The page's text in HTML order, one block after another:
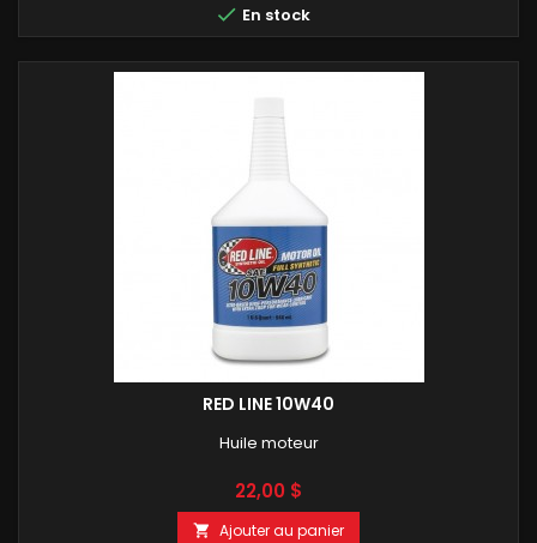
 En stock
RED LINE 10W40
Huile moteur
Prix
22,00 $
 Ajouter au panier